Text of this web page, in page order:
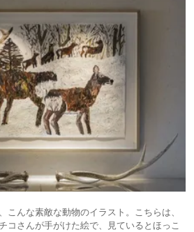
こんな素敵な動物のイラスト。こちらは、
コさんが手がけた絵で、見ているとほっこ